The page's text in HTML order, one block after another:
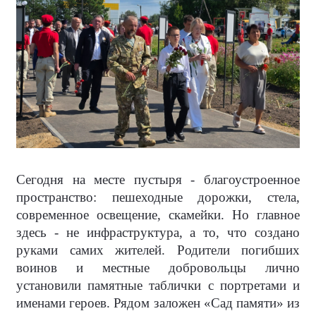
Сегодня на месте пустыря - благоустроенное
пространство: пешеходные дорожки, стела,
современное освещение, скамейки. Но главное
здесь - не инфраструктура, а то, что создано
руками самих жителей. Родители погибших
воинов и местные добровольцы лично
установили памятные таблички с портретами и
именами героев. Рядом заложен «Сад памяти» из